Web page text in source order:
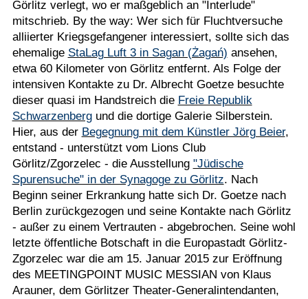
Görlitz verlegt, wo er maßgeblich an "Interlude"
mitschrieb. By the way: Wer sich für Fluchtversuche
alliierter Kriegsgefangener interessiert, sollte sich das
ehemalige StaLag Luft 3 in Sagan (Żagań) ansehen,
etwa 60 Kilometer von Görlitz entfernt. Als Folge der
intensiven Kontakte zu Dr. Albrecht Goetze besuchte
dieser quasi im Handstreich die Freie Republik
Schwarzenbergund die dortige Galerie Silberstein.
Hier, aus der Begegnung mit dem Künstler Jörg Beier,
entstand - unterstützt vom Lions Club
Görlitz/Zgorzelec - die Ausstellung "Jüdische
Spurensuche" in der Synagoge zu Görlitz. Nach
Beginn seiner Erkrankung hatte sich Dr. Goetze nach
Berlin zurückgezogen und seine Kontakte nach Görlitz
- außer zu einem Vertrauten - abgebrochen. Seine wohl
letzte öffentliche Botschaft in die Europastadt Görlitz-
Zgorzelec war die am 15. Januar 2015 zur Eröffnung
des MEETINGPOINT MUSIC MESSIAN von Klaus
Arauner, dem Görlitzer Theater-Generalintendanten,